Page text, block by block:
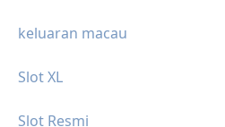
keluaran macau
Slot XL
Slot Resmi